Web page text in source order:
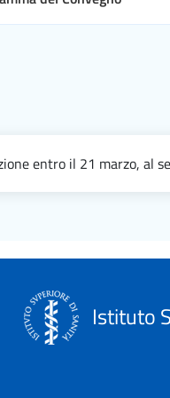
entro il 21 marzo, al
Istituto